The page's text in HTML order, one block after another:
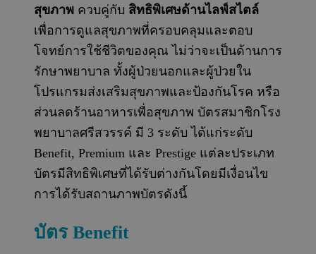
สุขภาพ ควบคู่กับ สิทธิพิเศษด้านไลฟ์สไตล์
เพื่อการดูแลสุขภาพที่ครอบคลุมและตอบ
โจทย์การใช้ชีวิตของคุณ ไม่ว่าจะเป็นด้านการ
รักษาพยาบาล ทั้งผู้ป่วยนอกและผู้ป่วยใน
โปรแกรมส่งเสริมสุขภาพและป้องกันโรค หรือ
ส่วนลดร้านอาหารเพื่อสุขภาพ บัตรสมาชิกโรง
พยาบาลศรีสวรรค์ มี 3 ระดับ ได้แก่ระดับ
Benefit, Premium และ Prestige แต่ละประเภท
บัตรมีสิทธิพิเศษที่ได้รับต่างกันโดยมีเงื่อนไข
การได้รับสถานภาพบัตรดังนี้
บัตร Benefit